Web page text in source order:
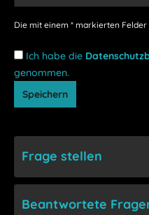
Die mit einem * markierten
Ich habe die
genommen.
Speichern
Frage stellen
Beantwortete